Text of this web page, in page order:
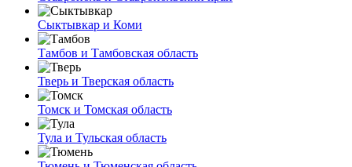
Сыктывкар и Коми
Тамбов и Тамбовская область
Тверь и Тверская область
Томск и Томская область
Тула и Тульская область